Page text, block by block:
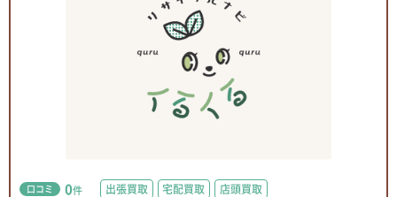
口コミ 0件 出張買取 宅配買取 店頭買取